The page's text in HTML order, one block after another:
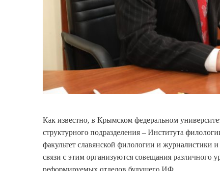
Как известно, в Крымском федеральном
структурного подразделения – Института
факультет славянской филологии и журналистики
связи с этим организуются совещания различного
реформируемых отделов будущего ИФ.